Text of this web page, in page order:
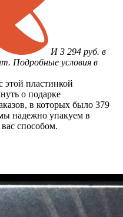
И 3 294 руб. в
Подробные условия в
этой пластинкой
о подарке
в которых было 379
надежно упакуем в
способом.